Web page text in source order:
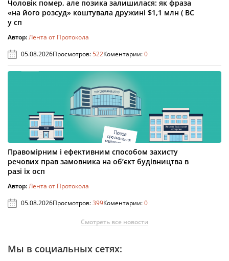
Чоловік помер, але позика залишилася: як фраза
«на його розсуд» коштувала дружині $1,1 млн ( ВС
у сп
Автор:Лента от Протокола
05.08.2026Просмотров:522Коментарии:0
Правомірним і ефективним способом захисту
речових прав замовника на об’єкт будівництва в
разі їх осп
Автор:Лента от Протокола
05.08.2026Просмотров:399Коментарии:0
Смотреть все новости
Мы в социальных сетях: